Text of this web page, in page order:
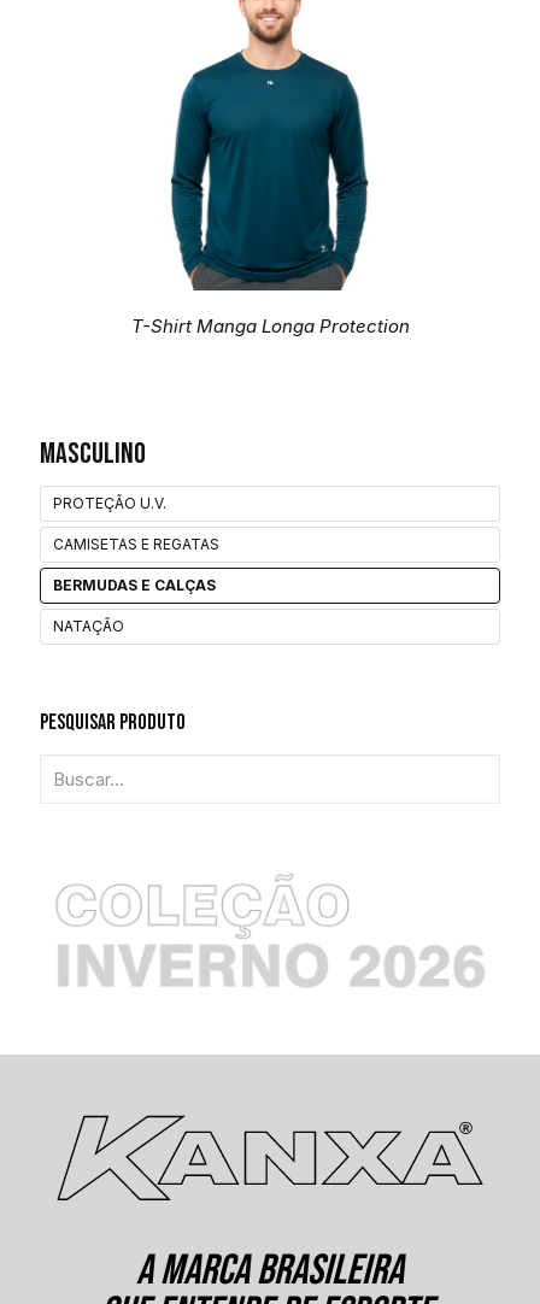
Masculino
PROTEÇÃO U.V.
CAMISETAS E REGATAS
BERMUDAS E CALÇAS
NATAÇÃO
Pesquisar Produto
T-Shirt Manga Longa Protection
A MARCA BRASILEIRA